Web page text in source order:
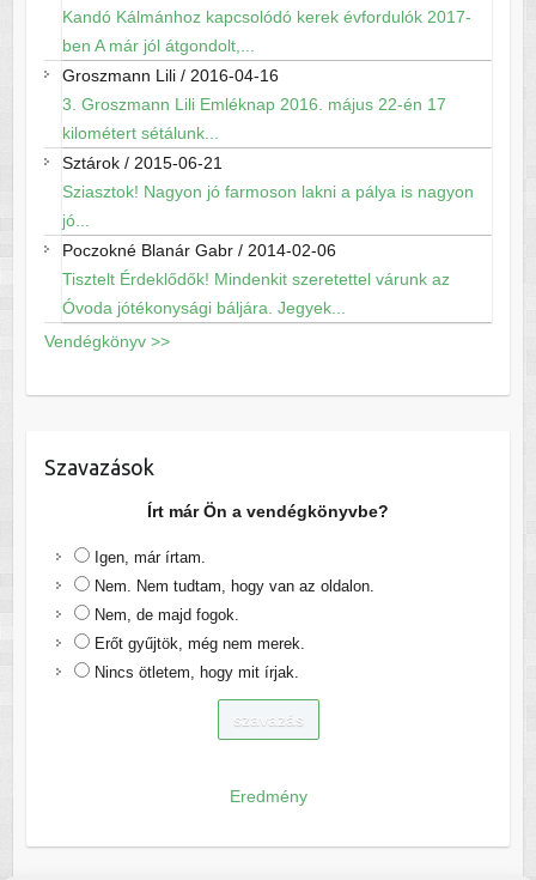
Kandó Kálmánhoz kapcsolódó kerek évfordulók 2017-
ben A már jól átgondolt,...
Groszmann Lili/ 2016-04-16
3. Groszmann Lili Emléknap 2016. május 22-én 17
kilométert sétálunk...
Sztárok/ 2015-06-21
Sziasztok! Nagyon jó farmoson lakni a pálya is nagyon
jó...
Poczokné Blanár Gabr/ 2014-02-06
Tisztelt Érdeklődők! Mindenkit szeretettel várunk az
Óvoda jótékonysági báljára. Jegyek...
Vendégkönyv >>
Szavazások
Írt már Ön a vendégkönyvbe?
Igen, már írtam.
Nem. Nem tudtam, hogy van az oldalon.
Nem, de majd fogok.
Erőt gyűjtök, még nem merek.
Nincs ötletem, hogy mit írjak.
Eredmény